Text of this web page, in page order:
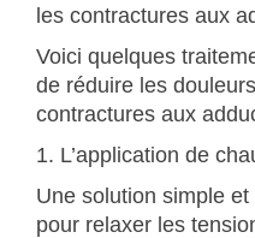
les contractures aux
Voici quelques
de réduire les
contractures aux
1. L’application de
Une solution simple
pour relaxer les